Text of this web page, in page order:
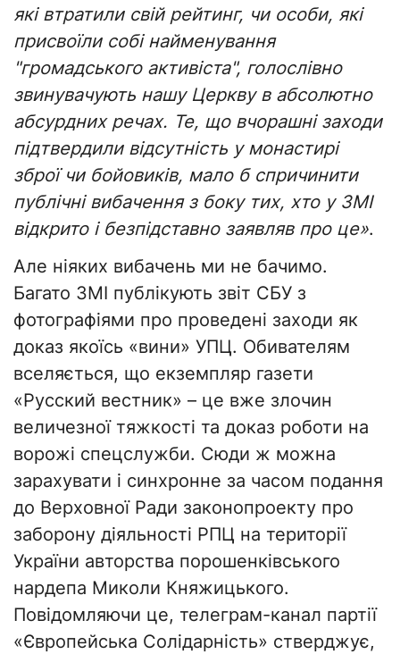
які втратили свій рейтинг, чи особи, які
присвоїли собі найменування
"громадського активіста", голослівно
звинувачують нашу Церкву в абсолютно
абсурдних речах. Те, що вчорашні заходи
підтвердили відсутність у монастирі
зброї чи бойовиків, мало б спричинити
публічні вибачення з боку тих, хто у ЗМІ
відкрито і безпідставно заявляв про це».
Але ніяких вибачень ми не бачимо.
Багато ЗМІ публікують звіт СБУ з
фотографіями про проведені заходи як
доказ якоїсь «вини» УПЦ. Обивателям
вселяється, що екземпляр газети
«Русский вестник» – це вже злочин
величезної тяжкості та доказ роботи на
ворожі спецслужби. Сюди ж можна
зарахувати і синхронне за часом подання
до Верховної Ради законопроекту про
заборону діяльності РПЦ на території
України авторства порошенківського
нардепа Миколи Княжицького.
Повідомляючи це, телеграм-канал партії
«Європейська Солідарність» стверджує,